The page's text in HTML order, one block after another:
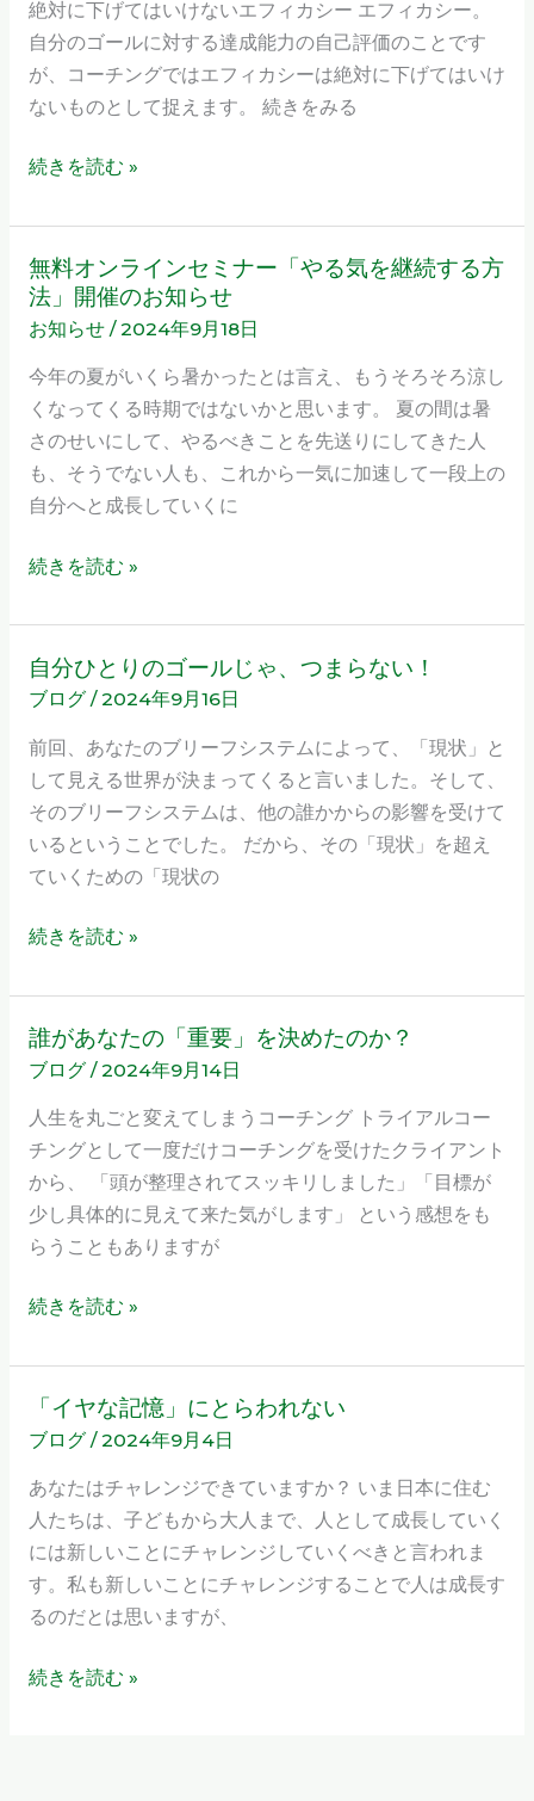
お
知
ら
せ
絶対に下げてはいけないエフィカシー エフィカシー。
自分のゴールに対する達成能力の自己評価のことです
が、コーチングではエフィカシーは絶対に下げてはいけ
ないものとして捉えます。 続きをみる
え
な
い
は
続きを読む »
無料オンラインセミナー「やる気を継続する方
法」開催のお知らせ
お知らせ/2024年9月18日
今年の夏がいくら暑かったとは言え、もうそろそろ涼し
くなってくる時期ではないかと思います。 夏の間は暑
さのせいにして、やるべきことを先送りにしてきた人
も、そうでない人も、これから一気に加速して一段上の
自分へと成長していくに
無
料
オ
ン
ラ
イ
ン
セ
ナ
「や
る
気
継
続
す
る
方
開
お
知
ら
せ
続きを読む »
自分ひとりのゴールじゃ、つまらない！
ブログ/2024年9月16日
前回、あなたのブリーフシステムによって、「現状」と
して見える世界が決まってくると言いました。そして、
そのブリーフシステムは、他の誰かからの影響を受けて
いるということでした。 だから、その「現状」を超え
ていくための「現状の
自
分
り
の
ル
ゃ、
つ
ま
な
い！
続きを読む »
誰があなたの「重要」を決めたのか？
ブログ/2024年9月14日
人生を丸ごと変えてしまうコーチング トライアルコー
チングとして一度だけコーチングを受けたクライアント
から、 「頭が整理されてスッキリしました」「目標が
少し具体的に見えて来た気がします」 という感想をも
らうこともありますが
誰
が
あ
な
の
「重
要」
を
め
た
の
続きを読む »
「イヤな記憶」にとらわれない
ブログ/2024年9月4日
あなたはチャレンジできていますか？ いま日本に住む
人たちは、子どもから大人まで、人として成長していく
には新しいことにチャレンジしていくべきと言われま
す。私も新しいことにチャレンジすることで人は成長す
るのだとは思いますが、
「イ
ヤ
記
わ
続きを読む »